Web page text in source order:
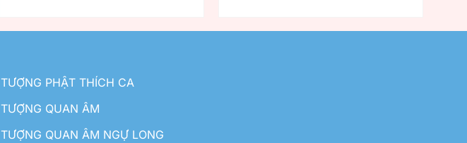
TƯỢNG PHẬT THÍCH CA
TƯỢNG QUAN ÂM
TƯỢNG QUAN ÂM NGỰ LONG